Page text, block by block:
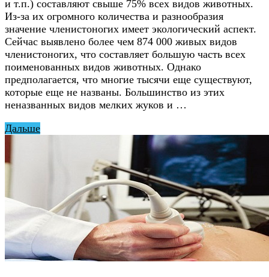
и т.п.) составляют свыше 75% всех видов животных.
Из-за их огромного количества и разнообразия
значение членистоногих имеет экологический аспект.
Сейчас выявлено более чем 874 000 живых видов
членистоногих, что составляет большую часть всех
поименованных видов животных. Однако
предполагается, что многие тысячи еще существуют,
которые еще не названы. Большинство из этих
неназванных видов мелких жуков и …
Дальше